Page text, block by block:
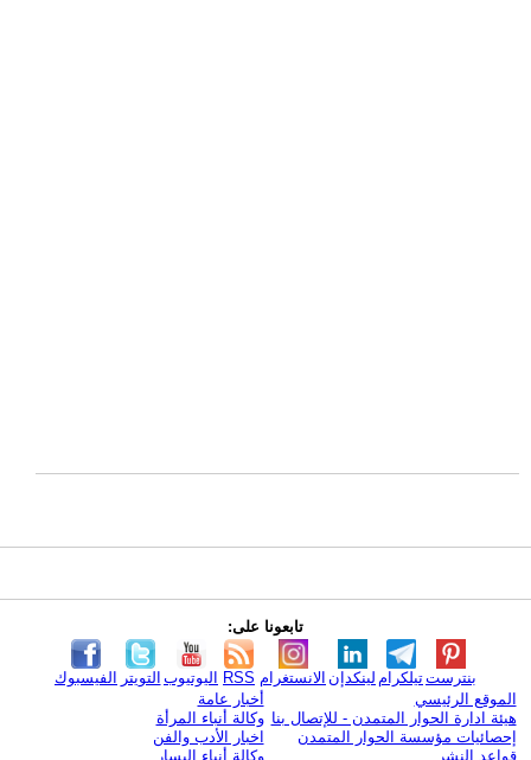
تابعونا على:
الفيسبوك التويتر اليوتيوب RSS الانستغرام لينكدإن تيلكرامبنترست
الموقع الرئيسي
هيئة ادارة الحوار المتمدن - للإتصال بنا
إحصائيات مؤسسة الحوار المتمدن
قواعد النشر
أخبار عامة
وكالة أنباء المرأة
اخبار الأدب والفن
وكالة أنباء اليسار